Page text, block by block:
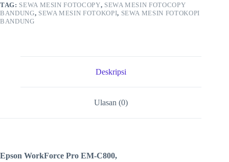
TAG: SEWA MESIN FOTOCOPY, SEWA MESIN FOTOCOPY
BANDUNG, SEWA MESIN FOTOKOPI, SEWA MESIN FOTOKOPI
BANDUNG
Deskripsi
Ulasan (0)
Epson WorkForce Pro EM-C800,